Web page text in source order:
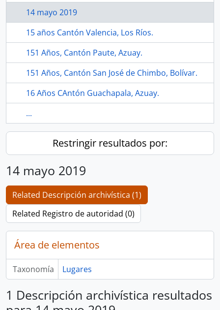
14 mayo 2019
15 años Cantón Valencia, Los Ríos.
151 Años, Cantón Paute, Azuay.
151 Años, Cantón San José de Chimbo, Bolívar.
16 Años CAntón Guachapala, Azuay.
...
Restringir resultados por:
14 mayo 2019
Related Descripción archivística (1)
Related Registro de autoridad (0)
Área de elementos
Taxonomía Lugares
1 Descripción archivística resultados